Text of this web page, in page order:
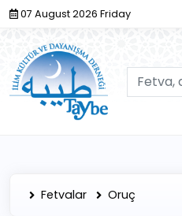
07 August 2026 Friday
Fetvalar Oruç